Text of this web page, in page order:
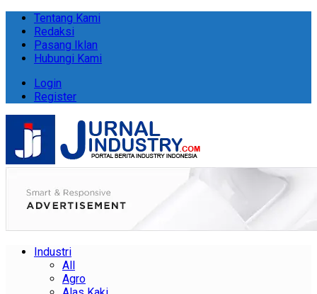
Tentang Kami
Redaksi
Pasang Iklan
Hubungi Kami
Login
Register
Industri
All
Agro